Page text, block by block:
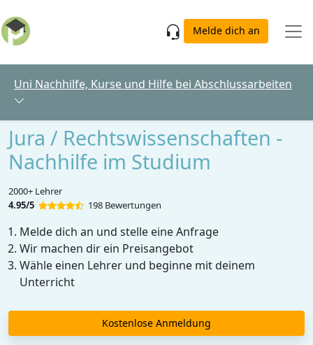
Melde dich an
Uni Nachhilfe, Kurse und Hilfe bei Abschlussarbeiten
Jura / Rechtswissenschaften -
Nachhilfe im Studium
2000+ Lehrer
4.95/5
198 Bewertungen
Melde dich an und stelle eine Anfrage
Wir machen dir ein Preisangebot
Wähle einen Lehrer und beginne mit deinem
Unterricht
Kostenlose Anmeldung